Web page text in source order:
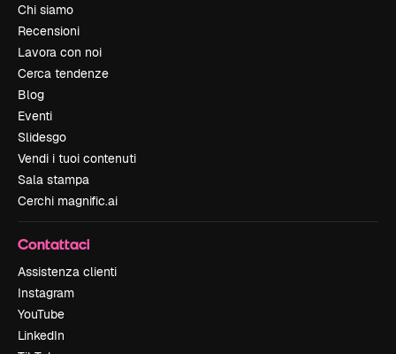
Chi siamo
Recensioni
Lavora con noi
Cerca tendenze
Blog
Eventi
Slidesgo
Vendi i tuoi contenuti
Sala stampa
Cerchi magnific.ai
Contattaci
Assistenza clienti
Instagram
YouTube
LinkedIn